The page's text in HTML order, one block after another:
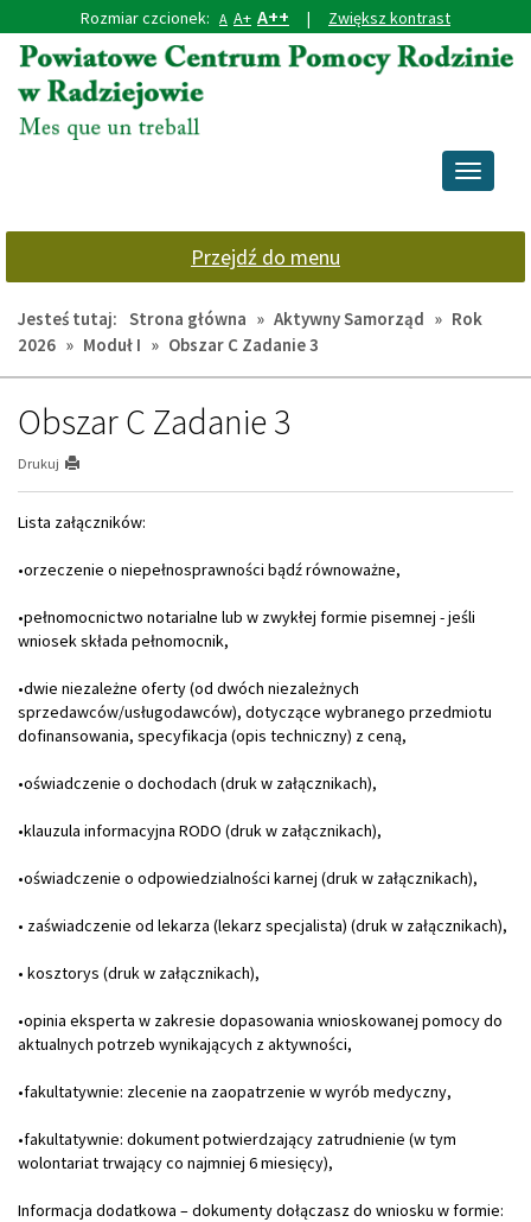
Przejdź
głównej
treści
Przejdź
wyszukiwarki
Rozmiar czcionek: A A+ A++ | Zwiększ kontrast
Przełącz
Przejdź do menu
Jesteś tutaj: Strona główna » Aktywny Samorząd » Rok
2026 » Moduł I » Obszar C Zadanie 3
Obszar C Zadanie 3
Drukuj
Lista załączników:
•orzeczenie o niepełnosprawności bądź równoważne,
•pełnomocnictwo notarialne lub w zwykłej formie pisemnej - jeśli
wniosek składa pełnomocnik,
•dwie niezależne oferty (od dwóch niezależnych
sprzedawców/usługodawców), dotyczące wybranego przedmiotu
dofinansowania, specyfikacja (opis techniczny) z ceną,
•oświadczenie o dochodach (druk w załącznikach),
•klauzula informacyjna RODO (druk w załącznikach),
•oświadczenie o odpowiedzialności karnej (druk w załącznikach),
• zaświadczenie od lekarza (lekarz specjalista) (druk w załącznikach),
• kosztorys (druk w załącznikach),
•opinia eksperta w zakresie dopasowania wnioskowanej pomocy do
aktualnych potrzeb wynikających z aktywności,
•fakultatywnie: zlecenie na zaopatrzenie w wyrób medyczny,
•fakultatywnie: dokument potwierdzający zatrudnienie (w tym
wolontariat trwający co najmniej 6 miesięcy),
Informacja dodatkowa – dokumenty dołączasz do wniosku w formie: